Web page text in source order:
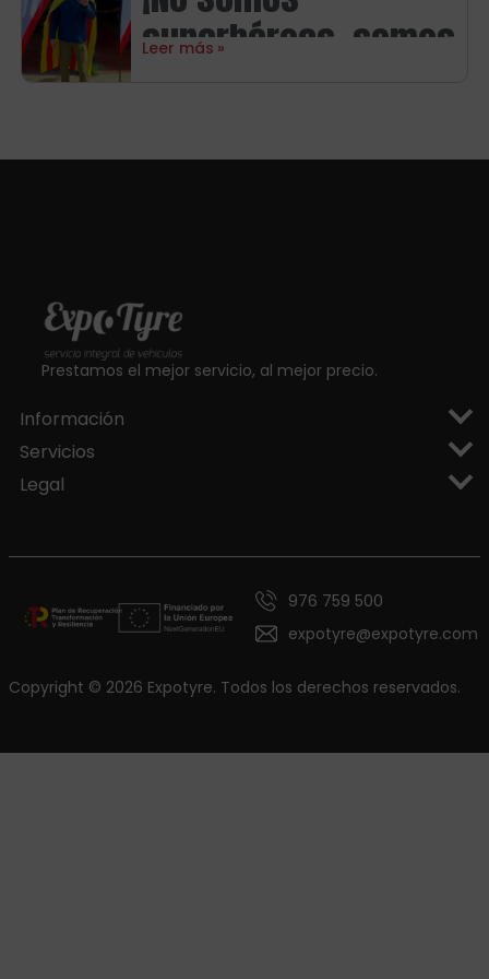
Michelin
superhéroes, somos
Leer más
Prestamos el mejor servicio, al mejor precio.
Información
Servicios
Legal
976 759 500
expotyre@expotyre.com
Copyright © 2026 Expotyre. Todos los derechos reservados.